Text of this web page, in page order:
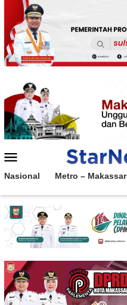
Loncat
konten
Mobile
Nasional Metro – Makassar